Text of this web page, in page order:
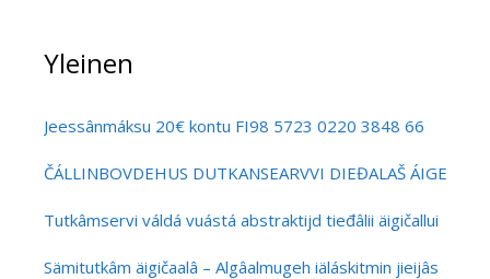
Yleinen
Jeessânmáksu 20€ kontu FI98 5723 0220 3848 66
ČÁLLINBOVDEHUS DUTKANSEARVVI DIEĐALAŠ
Tutkâmservi váldá vuástá abstraktijd tieđâlii äigičallui
Sämitutkâm äigičaalâ – Algâalmugeh iäláskitmin jieijâs